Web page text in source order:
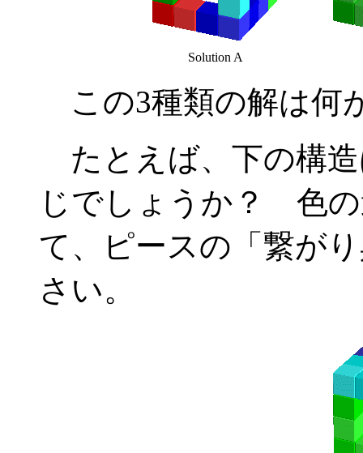
Solution A
この3種類の解は
たとえば、下の構
じでしょうか？ 色
て、ピースの「繋が
さい。